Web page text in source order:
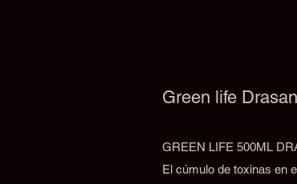
Green life
GREEN LIFE 500ML
El cúmulo de toxinas en